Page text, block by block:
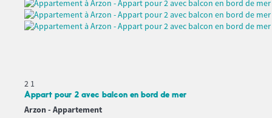
2 1
Appart pour 2 avec balcon en bord de mer
Arzon - Appartement